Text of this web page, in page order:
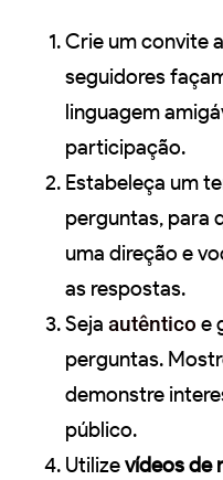
Crie um convite
seguidores
linguagem
participação.
Estabeleça um
perguntas, para
uma direção e
as respostas.
Seja autêntico e
perguntas.
demonstre
público.
Utilizevídeos de